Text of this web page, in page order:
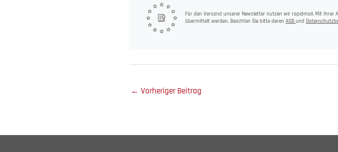
Für den Versand unserer Newsletter nutzen wir rapidmail. Mit Ihrer
übermittelt werden. Beachten Sie bitte deren AGB und
← Vorheriger Beitrag